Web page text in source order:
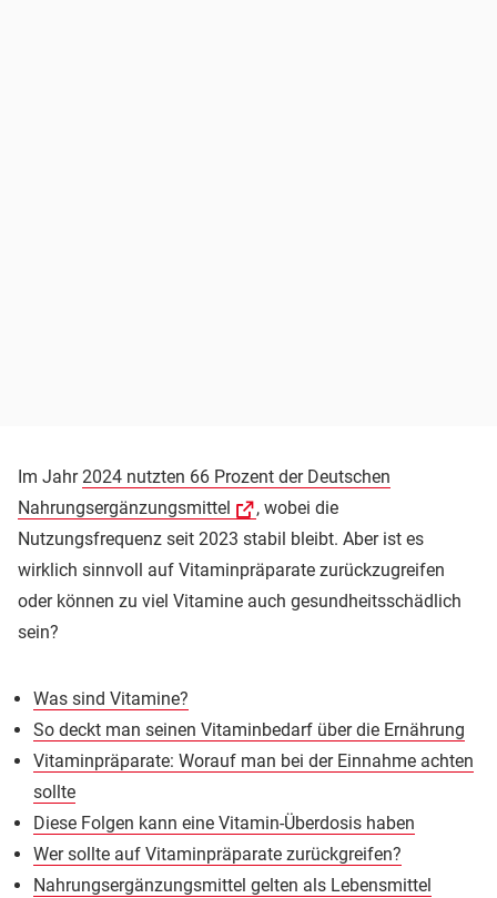
Im Jahr2024 nutzten 66 Prozent der Deutschen
Nahrungsergänzungsmittel
, wobei die
Nutzungsfrequenz seit 2023 stabil bleibt. Aber ist es
wirklich sinnvoll auf Vitaminpräparate zurückzugreifen
oder können zu viel Vitamine auch gesundheitsschädlich
sein?
Was sind Vitamine?
So deckt man seinen Vitaminbedarf über die Ernährung
Vitaminpräparate: Worauf man bei der Einnahme achten
sollte
Diese Folgen kann eine Vitamin-Überdosis haben
Wer sollte auf Vitaminpräparate zurückgreifen?
Nahrungsergänzungsmittel gelten als Lebensmittel